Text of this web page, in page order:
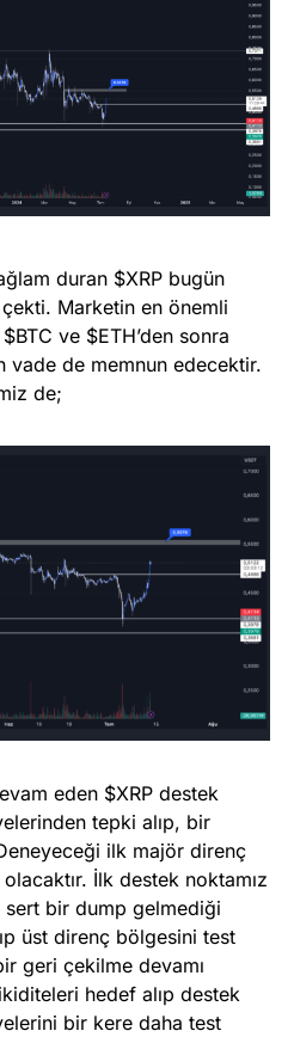
duran $XRP bugün
Marketin en önemli
ve $ETH’den sonra
vade de memnun edecektir.
de;
eden $XRP destek
tepki alıp, bir
ilk majör direnç
İlk destek noktamız
sert bir dump gelmediği
üst direnç bölgesini test
geri çekilme devamı
hedef alıp destek
bir kere daha test